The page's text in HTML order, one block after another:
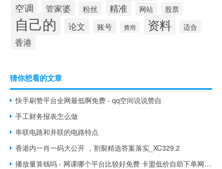
空调 管家婆 粉丝 精准 网站 股票
自己的 论文 账号 费用 资料 适合
香港
猜你想看的文章
快手刷赞平台全网最低啊免费 - qq空间说说赞自
手工财务报表怎么做
串联电路和并联的电路特点
香港内一肖一码大公开 ，割裂精选答案落实_XC329.2
播放量算钱吗 - 网课哪个平台比较好免费 卡盟低价自助下单网易云